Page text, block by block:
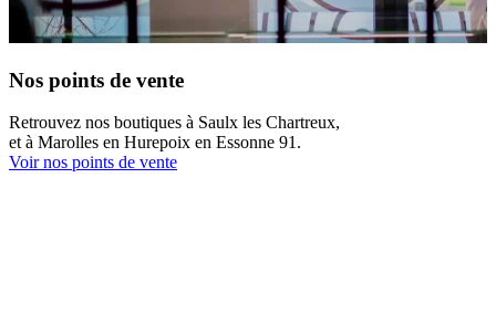
Nos points de vente
Retrouvez nos boutiques à Saulx les Chartreux,
et à Marolles en Hurepoix en Essonne 91.
Voir nos points de vente
Le chef
Découvrez l’univers de Yann Brys,
pâtissier Meilleur Ouvrier de France.
Qui sommes-nous